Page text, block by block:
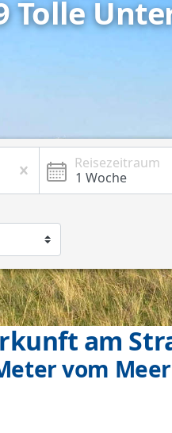
Tolle
Reisezeitraum
am
vom